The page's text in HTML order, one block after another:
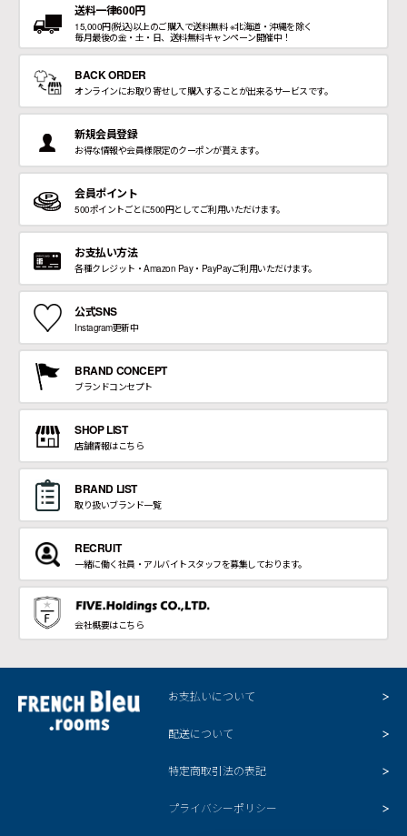
送料一律600円
15,000円(税込)以上のご購入で送料無料 ※北海道・沖縄を除く
毎月最後の金・土・日、送料無料キャンペーン開催中！
BACK ORDER
オンラインにお取り寄せして購入することが出来るサービスです。
新規会員登録
お得な情報や会員様限定のクーポンが貰えます。
会員ポイント
500ポイントごとに500円としてご利用いただけます。
お支払い方法
各種クレジット・Amazon Pay・PayPayご利用いただけます。
公式SNS
Instagram更新中
BRAND CONCEPT
ブランドコンセプト
SHOP LIST
店舗情報はこちら
BRAND LIST
取り扱いブランド一覧
RECRUIT
一緒に働く社員・アルバイトスタッフを募集しております。
会社概要はこちら
お支払いについて
配送について
特定商取引法の表記
プライバシーポリシー